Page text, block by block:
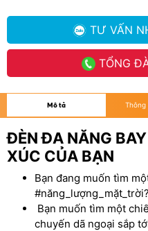
TƯ VẤN
TỔNG
Mô tả Thông
ĐÈN ĐA NĂNG
XÚC CỦA BẠN
Bạn đang muốn tìm
#năng_lượng_mặt_trời?
Bạn muốn tìm một
chuyến dã ngoại sắp